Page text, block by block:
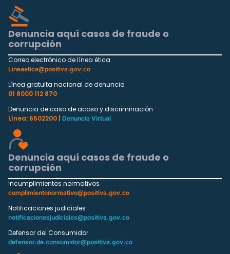
Denuncia aquí casos de fraude o
corrupción
Correo electrónico de línea ética
Lineaetica@positiva.gov.co
Línea gratuita nacional de denuncia
01 8000 112 870
Denuncia de caso de acoso y discriminación
Línea: 6502200 |
Denuncia Virtual
Denuncia aquí casos de fraude o
corrupción
Incumplimientos normativos
cumplimientonormativo@positiva.gov.co
Notificaciones judiciales
notificacionesjudiciales@positiva.gov.co
Defensor del Consumidor
defensor.de.consumidor@positiva.gov.co